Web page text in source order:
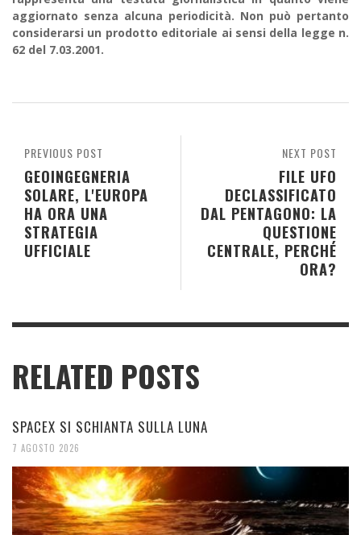
aggiornato senza alcuna periodicità. Non può pertanto
considerarsi un prodotto editoriale ai sensi della legge n.
62 del 7.03.2001.
NEXT POST
FILE UFO
DECLASSIFICATO
DAL PENTAGONO: LA
QUESTIONE
CENTRALE, PERCHÉ
ORA?
PREVIOUS POST
GEOINGEGNERIA
SOLARE, L'EUROPA
HA ORA UNA
STRATEGIA
UFFICIALE
RELATED POSTS
SPACEX SI SCHIANTA SULLA LUNA
7 AGOSTO 2026